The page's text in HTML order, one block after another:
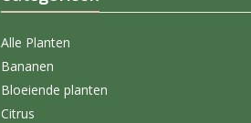
Alle Planten
Bananen
Bloeiende planten
Citrus